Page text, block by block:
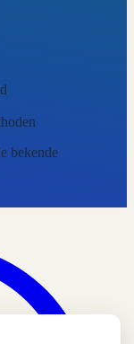
bekende